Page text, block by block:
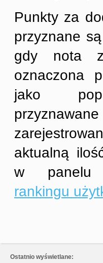
Punkty za
przyznane
gdy nota
oznaczona
jako
aktualną
w panelu
rankingu
Ostatnio wyświetlane: